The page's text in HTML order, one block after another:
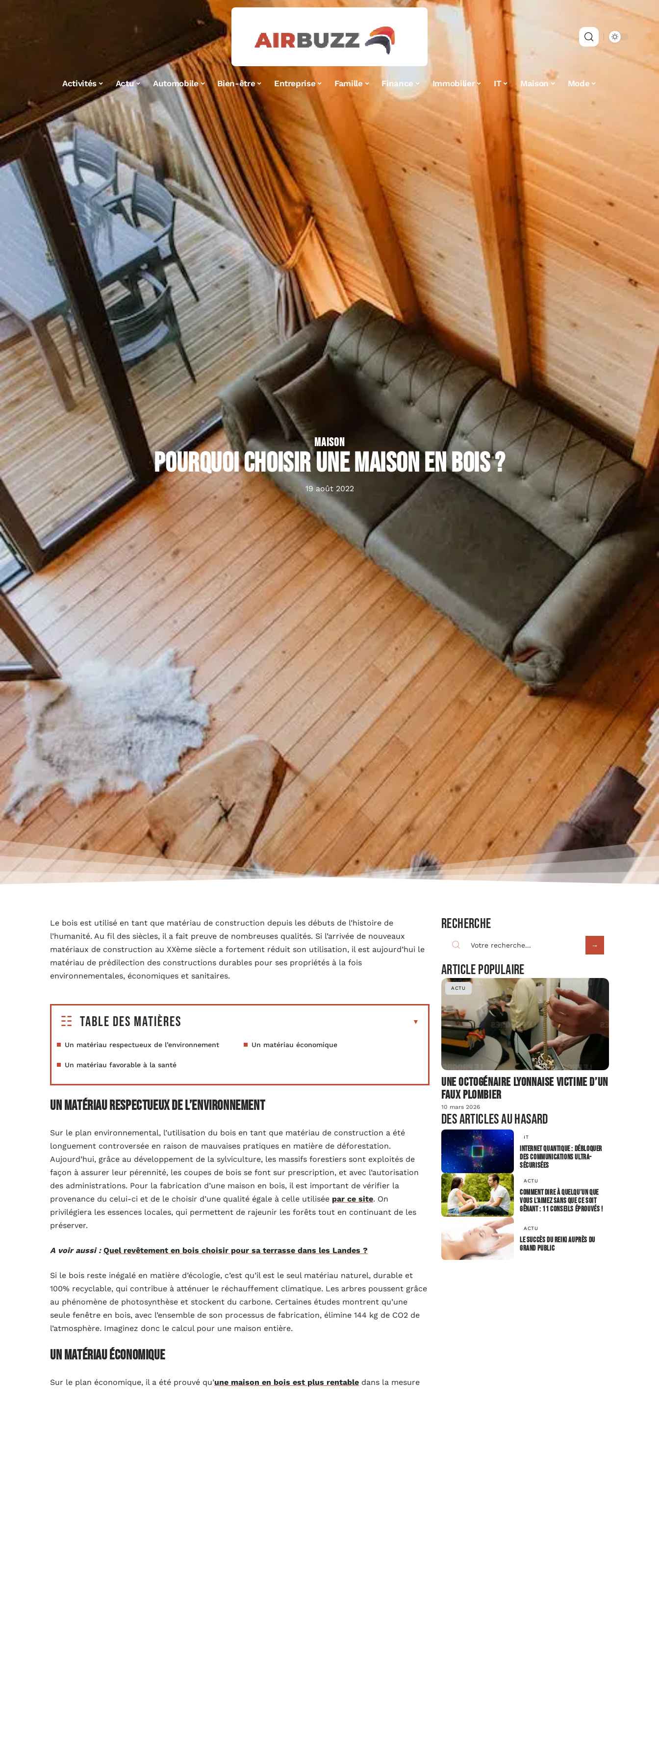
Activités Actu Automobile Bien-être Entreprise Famille Finance Immobilier IT Maison Mode
MAISON
Pourquoi choisir une maison en bois ?
19 août 2022
Le bois est utilisé en tant que matériau de construction depuis les débuts de l’histoire de
l’humanité. Au fil des siècles, il a fait preuve de nombreuses qualités. Si l’arrivée de nouveaux
matériaux de construction au XXème siècle a fortement réduit son utilisation, il est aujourd’hui le
matériau de prédilection des constructions durables pour ses propriétés à la fois
environnementales, économiques et sanitaires.
Table des matières
Un matériau respectueux de l’environnement Un matériau économique
Un matériau favorable à la santé
Un matériau respectueux de l’environnement
Sur le plan environnemental, l’utilisation du bois en tant que matériau de construction a été
longuement controversée en raison de mauvaises pratiques en matière de déforestation.
Aujourd’hui, grâce au développement de la sylviculture, les massifs forestiers sont exploités de
façon à assurer leur pérennité, les coupes de bois se font sur prescription, et avec l’autorisation
des administrations. Pour la fabrication d’une maison en bois, il est important de vérifier la
provenance du celui-ci et de le choisir d’une qualité égale à celle utilisée par ce site. On
privilégiera les essences locales, qui permettent de rajeunir les forêts tout en continuant de les
préserver.
A voir aussi : Quel revêtement en bois choisir pour sa terrasse dans les Landes ?
Si le bois reste inégalé en matière d’écologie, c’est qu’il est le seul matériau naturel, durable et
100% recyclable, qui contribue à atténuer le réchauffement climatique. Les arbres poussent grâce
au phénomène de photosynthèse et stockent du carbone. Certaines études montrent qu’une
seule fenêtre en bois, avec l’ensemble de son processus de fabrication, élimine 144 kg de CO2 de
l’atmosphère. Imaginez donc le calcul pour une maison entière.
Un matériau économique
Sur le plan économique, il a été prouvé qu’une maison en bois est plus rentable dans la mesure
Recherche
Article populaire
ACTU
Une octogénaire lyonnaise victime d’un
faux plombier
10 mars 2026
Des articles au hasard
IT
Internet quantique : débloquer
des communications ultra-
sécurisées
ACTU
Comment dire à quelqu’un que
vous l’aimez sans que ce soit
gênant : 11 conseils éprouvés !
ACTU
Le succès du Reiki auprès du
grand public